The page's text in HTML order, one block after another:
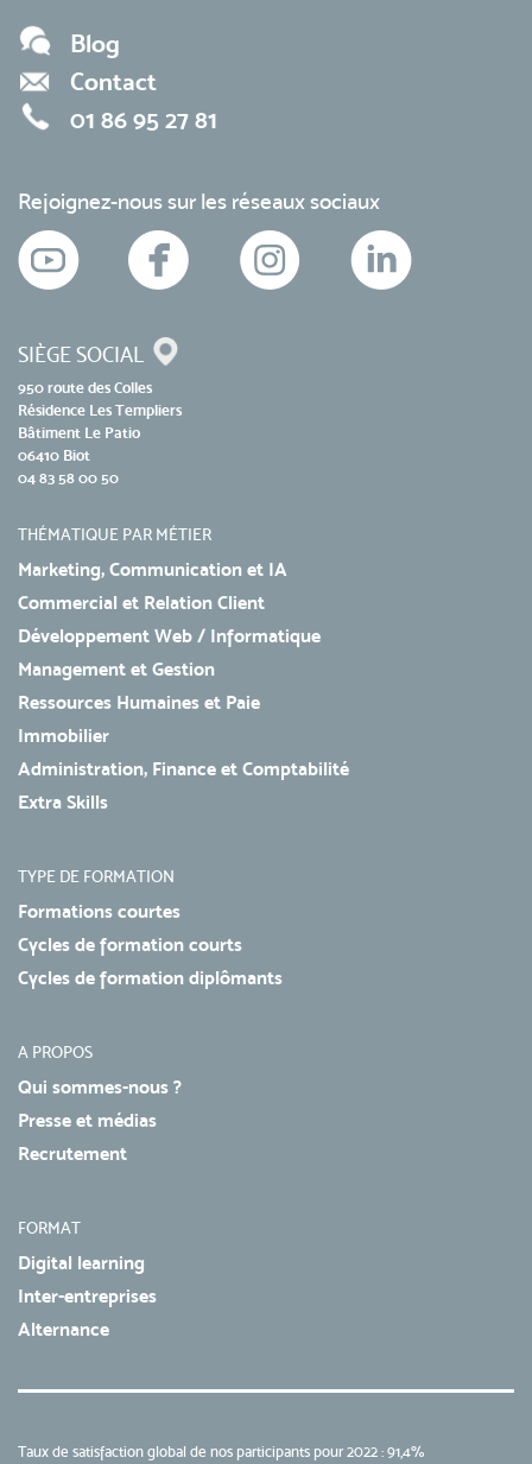
Blog
Contact
01 86 95 27 81
Rejoignez-nous sur les réseaux sociaux
SIÈGE SOCIAL
950 route des Colles
Résidence Les Templiers
Bâtiment Le Patio
06410 Biot
04 83 58 00 50
THÉMATIQUE PAR MÉTIER
Marketing, Communication et IA
Commercial et Relation Client
Développement Web / Informatique
Management et Gestion
Ressources Humaines et Paie
Immobilier
Administration, Finance et Comptabilité
Extra Skills
TYPE DE FORMATION
Formations courtes
Cycles de formation courts
Cycles de formation diplômants
A PROPOS
Qui sommes-nous ?
Presse et médias
Recrutement
FORMAT
Digital learning
Inter-entreprises
Alternance
Taux de satisfaction global de nos participants pour 2022 : 91,4%